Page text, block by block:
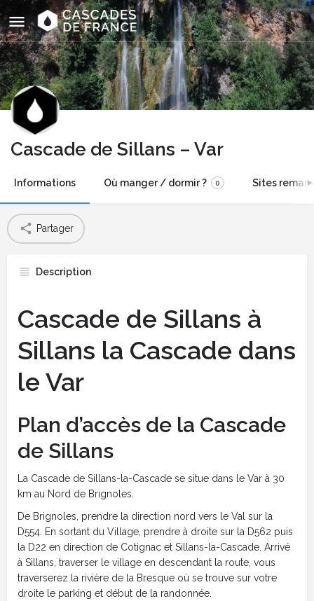
Cascade de Sillans – Var
Informations Où manger / dormir ? 0 Sites
Partager
Description
Cascade de Sillans à
Sillans la Cascade dans
le Var
Plan d’accès de la Cascade
de Sillans
La Cascade de Sillans-la-Cascade se situe dans le Var à 30
km au Nord de Brignoles.
De Brignoles, prendre la direction nord vers le Val sur la
D554. En sortant du Village, prendre à droite sur la D562 puis
la D22 en direction de Cotignac et Sillans-la-Cascade. Arrivé
à Sillans, traverser le village en descendant la route, vous
traverserez la rivière de la Bresque où se trouve sur votre
droite le parking et début de la randonnée.